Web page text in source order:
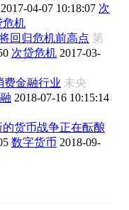
2017-04-07 10:18:07 次
危机
回归危机前高点 第
次贷危机 2017-03-
费金融行业 未央
2018-07-16 10:15:14
货币战争正在酝酿
数字货币 2018-09-